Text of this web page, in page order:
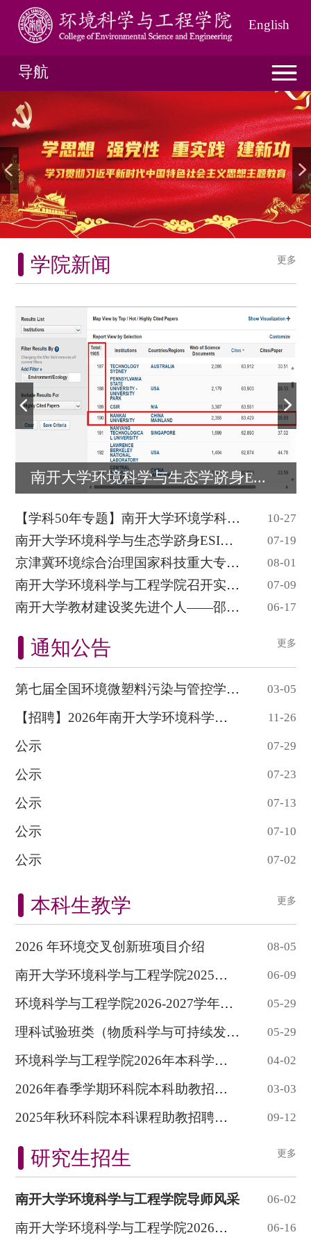
English
导航
学院新闻 更多
南开大学环境科学与生态学跻身E...
【学科50年专题】南开大学环境学科创建五十... 10-27
南开大学环境科学与生态学跻身ESI全球前1‰ 07-19
京津冀环境综合治理国家科技重大专项“渤海... 08-01
南开大学环境科学与工程学院召开实验室安全... 07-09
南开大学教材建设奖先进个人——邵超峰 06-17
通知公告 更多
第七届全国环境微塑料污染与管控学术研讨会... 03-05
【招聘】2026年南开大学环境科学与工程学院... 11-26
公示 07-29
公示 07-23
公示 07-13
公示 07-10
公示 07-02
本科生教学 更多
2026 年环境交叉创新班项目介绍 08-05
南开大学环境科学与工程学院2025级本科生分... 06-09
环境科学与工程学院2026-2027学年接收辅修... 05-29
理科试验班类（物质科学与可持续发展）2025... 05-29
环境科学与工程学院2026年本科学生转专业细... 04-02
2026年春季学期环科院本科助教招聘信息 03-03
2025年秋环科院本科课程助教招聘信息 09-12
研究生招生 更多
南开大学环境科学与工程学院导师风采 06-02
南开大学环境科学与工程学院2026级新生党员... 06-16